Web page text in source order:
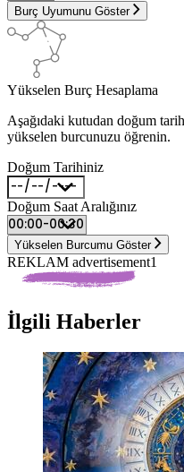
Burç Uyumunu Göster
Yükselen Burç Hesaplama
Aşağıdaki kutudan doğum
yükselen burcunuzu öğrenin.
Doğum Tarihiniz
Doğum Saat Aralığınız
Yükselen Burcumu Göster
REKLAM advertisement1
İlgili Haberler